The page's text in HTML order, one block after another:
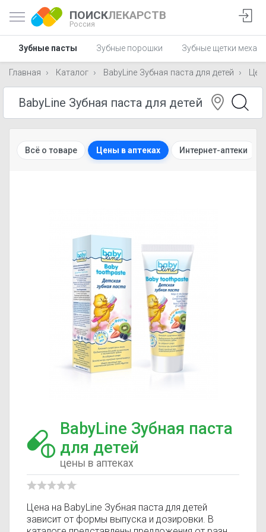
ПОИСКЛЕКАРСТВ
Россия
Зубные пасты Зубные порошки Зубные щетки
Главная Каталог BabyLine Зубная паста для детей
Всё о товаре Цены в аптеках Интернет-аптеки
BabyLine Зубная паста
для детей
цены в аптеках
Цена на BabyLine Зубная паста для детей
зависит от формы выпуска и дозировки. В